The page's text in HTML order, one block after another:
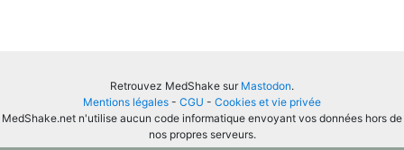
Retrouvez MedShake sur Mastodon.
Mentions légales - CGU - Cookies et vie privée
MedShake.net n'utilise aucun code informatique envoyant vos données hors de
nos propres serveurs.